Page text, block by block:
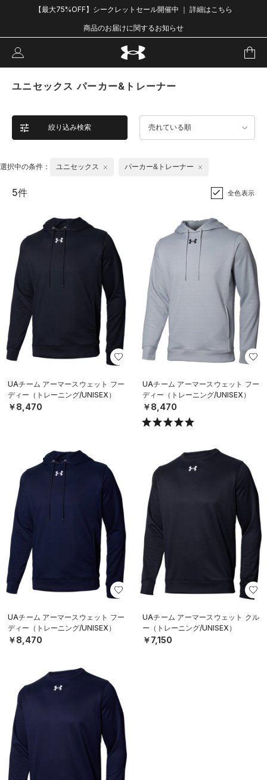
【最大75%OFF】シークレットセール開催中 ｜ 詳細はこちら
商品のお届けに関するお知らせ
ユニセックス パーカー&トレーナー
絞り込み検索 売れている順
選択中の条件： ユニセックス パーカー&トレーナー
5件 全色表示
UAチーム アーマースウェット フー
ディー（トレーニング/UNISEX）
￥8,470
UAチーム アーマースウェット フー
ディー（トレーニング/UNISEX）
￥8,470
UAチーム アーマースウェット フー
ディー（トレーニング/UNISEX）
￥8,470
UAチーム アーマースウェット クル
ー（トレーニング/UNISEX）
￥7,150